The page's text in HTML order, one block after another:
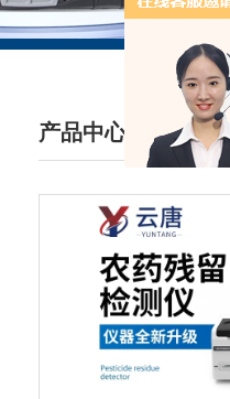
产品中心
/ PRODUCTS CENTER